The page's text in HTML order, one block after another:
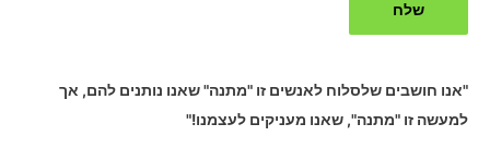
"אנו חושבים שלסלוח לאנשים זו "מתנה" שאנו נותנים להם, אך
למעשה זו "מתנה", שאנו מעניקים לעצמנו!"